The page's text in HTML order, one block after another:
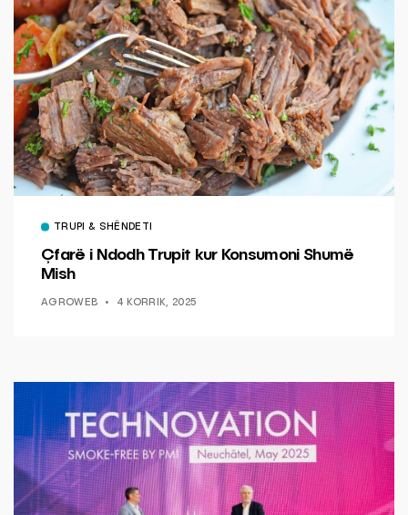
TRUPI & SHËNDETI
Çfarë i Ndodh Trupit kur Konsumoni Shumë
Mish
AGROWEB 4 KORRIK, 2025